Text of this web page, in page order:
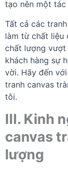
tạo nên một tác
Tất cả các
làm từ chất liệu
chất lượng vượt
khách hàng sự
vời. Hãy đến
tranh canvas
tôi.
III. Kinh
canvas
lượng